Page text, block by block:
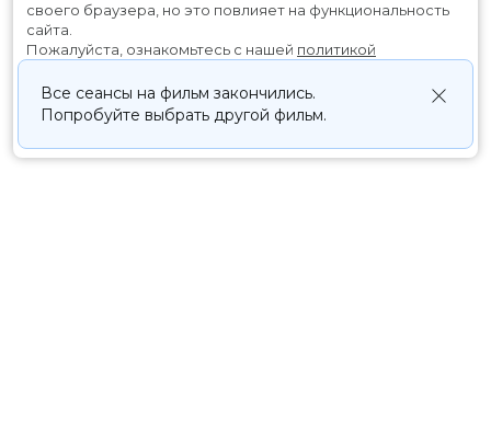
Все сеансы на фильм закончились.
Попробуйте выбрать другой фильм.
своего браузера, но это повлияет на функциональность
сайта.
Пожалуйста, ознакомьтесь с нашей политикой
Принять